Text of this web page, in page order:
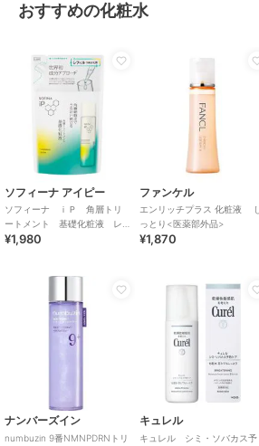
おすすめの化粧水
ソフィーナ アイピー
ソフィーナ ｉＰ 角層トリ
ートメント 基礎化粧液 レ
フィル
¥1,980
ファンケル
エンリッチプラス 化粧液 し
っとり<医薬部外品>
¥1,870
ナンバーズイン
numbuzin 9番NMNPDRNトリ
キュレル
キュレル シミ・ソバカス予